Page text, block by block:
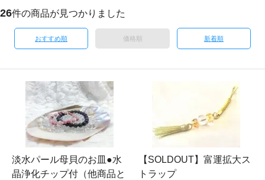
26件の商品が見つかりました
おすすめ順 価格順 新着順
淡水パール母貝のお皿●水
晶浄化チップ付（他商品と
【SOLDOUT】富運拡大ス
トラップ